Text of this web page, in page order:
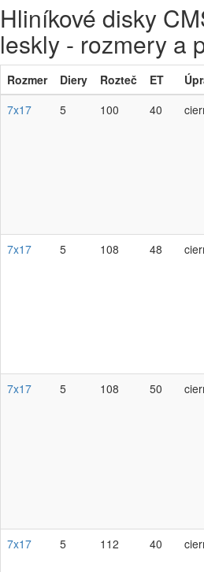
Hliníkové disky
leskly - rozmery a
Rozmer Diery Rozteč ET
7x17
5 100 40
7x17 5 108 48
7x17 5 108 50
7x17 5 112 40